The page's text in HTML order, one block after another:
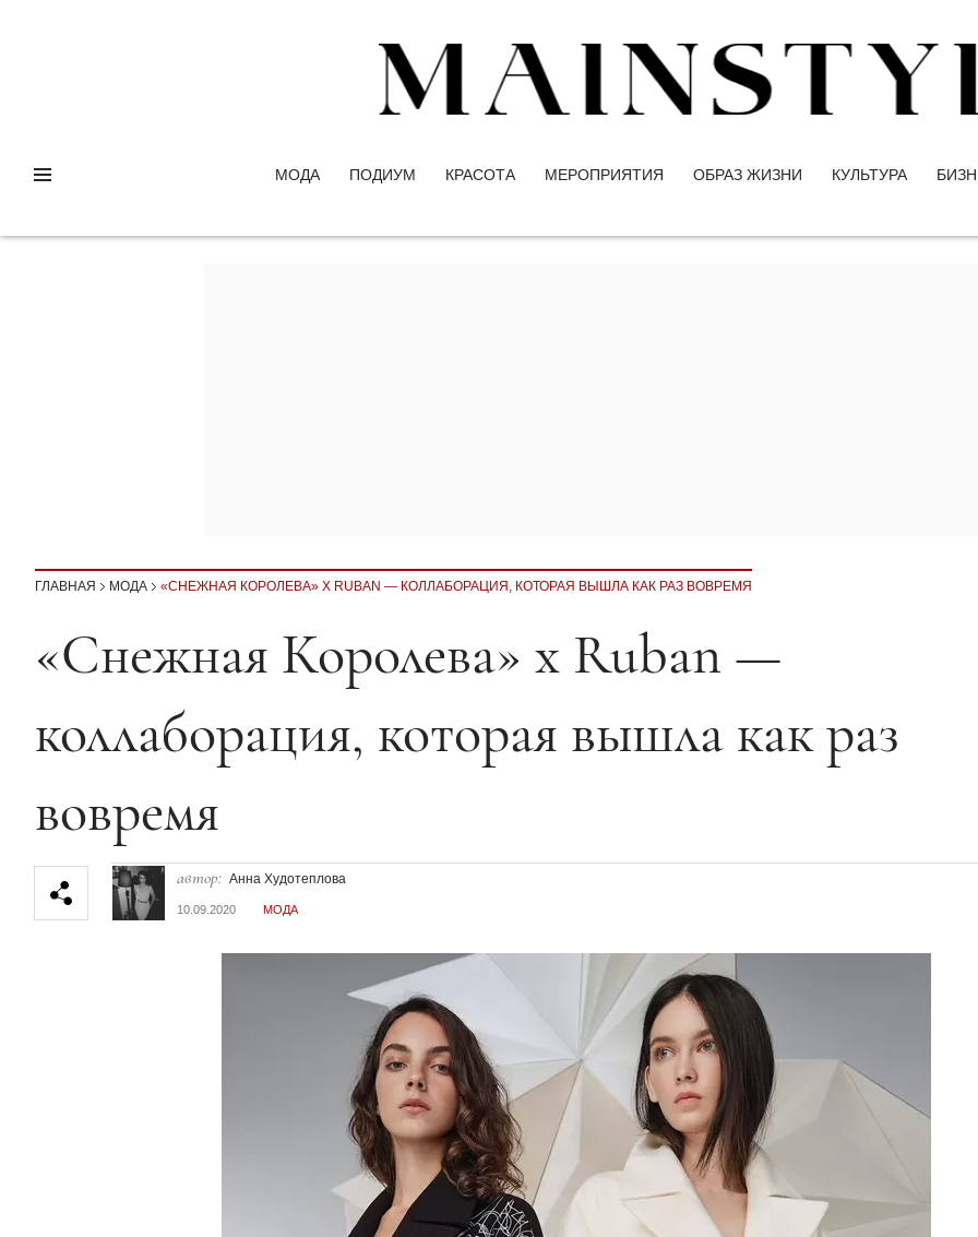
МОДА ПОДИУМ КРАСОТА МЕРОПРИЯТИЯ ОБРАЗ ЖИЗНИ КУЛЬТУРА
ГЛАВНАЯ МОДА «СНЕЖНАЯ КОРОЛЕВА» X RUBAN — КОЛЛАБОРАЦИЯ, КОТОРАЯ ВЫШЛА КАК РАЗ ВОВРЕМЯ
Секция статей
«Снежная Королева» x Ruban —
коллаборация, которая вышла как раз
вовремя
автор: Анна Худотеплова
10.09.2020 МОДА